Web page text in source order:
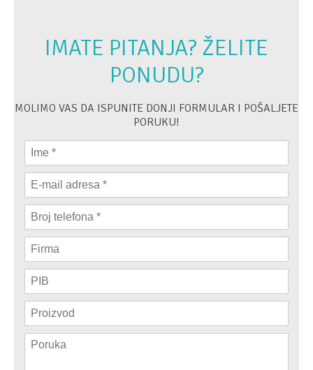
IMATE PITANJA? ŽELITE
PONUDU?
MOLIMO VAS DA ISPUNITE DONJI FORMULAR I POŠALJETE
PORUKU!